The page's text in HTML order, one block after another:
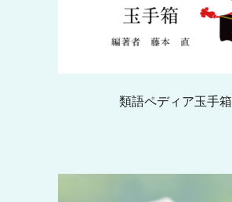
類語ペディア玉手箱